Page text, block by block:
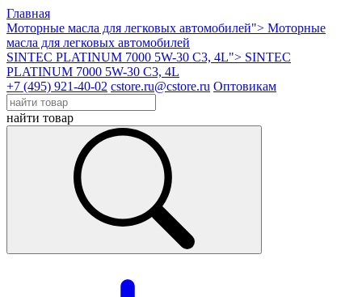
Главная
Моторные масла для легковых автомобилей"> Моторные
масла для легковых автомобилей
SINTEC PLATINUM 7000 5W-30 C3, 4L"> SINTEC
PLATINUM 7000 5W-30 C3, 4L
+7 (495) 921-40-02 cstore.ru@cstore.ru Оптовикам
найти товар